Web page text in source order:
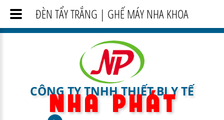
CÔNG TY TNHH THIẾT BỊ Y TẾ
N H A P H Á T
ĐÈN TẨY TRẮNG | GHẾ MÁY NHA KHOA